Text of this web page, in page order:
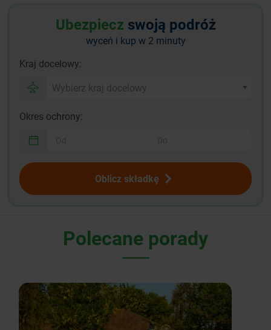
Ubezpiecz swoją podróż
wyceń i kup w 2 minuty
Kraj docelowy:
Wybierz kraj docelowy
Okres ochrony:
Oblicz składkę
Polecane porady